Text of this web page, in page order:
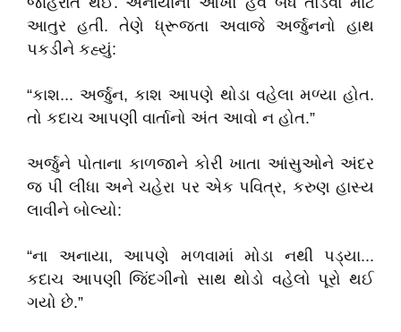
આતુર હતી. તેણે ધ્રૂજતા અવાજે અર્જુનનો હાથ
પકડીને કહ્યું:
​“કાશ... અર્જુન, કાશ આપણે થોડા વહેલા મળ્યા હોત.
તો કદાચ આપણી વાર્તાનો અંત આવો ન હોત.”
​અર્જુને પોતાના કાળજાને કોરી ખાતા આંસુઓને અંદર
જ પી લીધા અને ચહેરા પર એક પવિત્ર, કરુણ હાસ્ય
લાવીને બોલ્યો:
​“ના અનાયા, આપણે મળવામાં મોડા નથી પડ્યા...
કદાચ આપણી જિંદગીનો સાથ થોડો વહેલો પૂરો થઈ
ગયો છે.”